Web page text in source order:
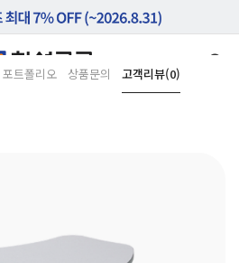
포트폴리오 상품문의 고객리뷰(0)